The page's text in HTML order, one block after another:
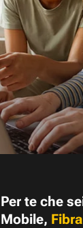
Per te che
Mobile,